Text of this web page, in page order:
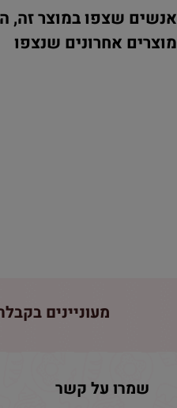
שצפו במוצר זה,
אחרונים שנצפו
מעוניינים
שמרו על קשר